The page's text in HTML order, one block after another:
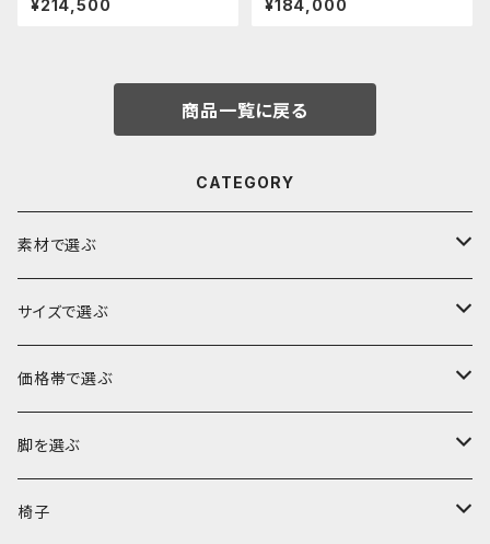
卓 長さ216.5cm 幅75.5～74
¥214,500
イニングテーブル カウンタ
¥184,000
商品一覧に戻る
CATEGORY
素材で選ぶ
ブビンガ
ウォールナット
モンキーポッド
楠（クス）
サイズで選ぶ
～140cm
～160cm
～180cm
価格帯で選ぶ
～10万円
～15万円
脚を選ぶ
ロータイプ（座卓・リビングテーブル・ソファテーブル）
椅子